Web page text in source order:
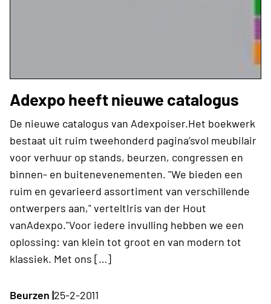
Adexpo heeft nieuwe catalogus
De nieuwe catalogus van Adexpoiser.Het boekwerk
bestaat uit ruim tweehonderd pagina’svol meubilair
voor verhuur op stands, beurzen, congressen en
binnen- en buitenevenementen. "We bieden een
ruim en gevarieerd assortiment van verschillende
ontwerpers aan," verteltIris van der Hout
vanAdexpo."Voor iedere invulling hebben we een
oplossing: van klein tot groot en van modern tot
klassiek. Met ons […]
Beurzen |25-2-2011